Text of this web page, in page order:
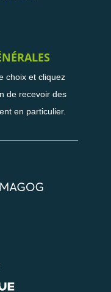
choix et cliquez
de recevoir des
en particulier.